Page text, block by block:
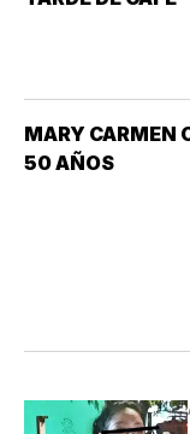
MARY CARMEN
50 AÑOS